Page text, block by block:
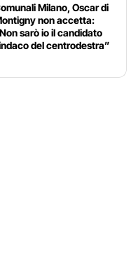
Milano, Oscar di
non accetta:
sarò io il candidato
del centrodestra”